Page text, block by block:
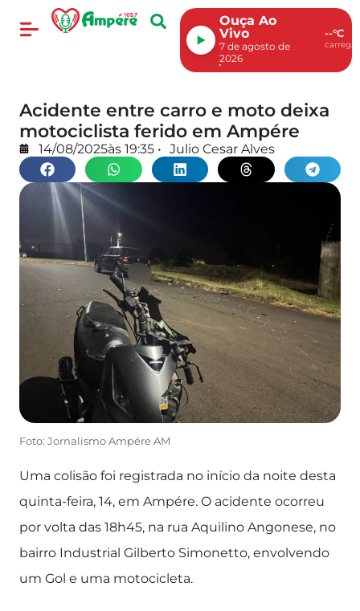
Ouça Ao
Vivo
7 de agosto de
2026
--°C
Acidente entre carro e moto deixa
motociclista ferido em Ampére
14/08/2025às 19:35 • Julio Cesar Alves
Foto: Jornalismo Ampére AM
Uma colisão foi registrada no início da noite desta
quinta-feira, 14, em Ampére. O acidente ocorreu
por volta das 18h45, na rua Aquilino Angonese, no
bairro Industrial Gilberto Simonetto, envolvendo
um Gol e uma motocicleta.